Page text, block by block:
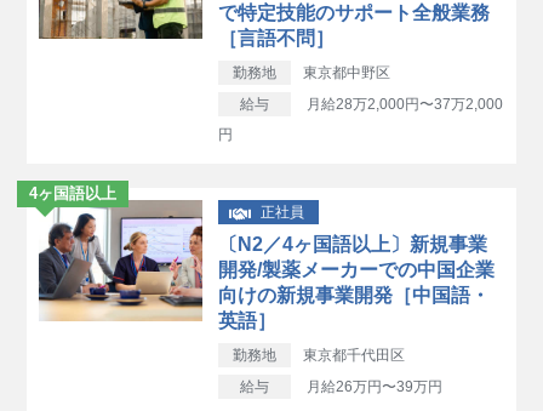
で特定技能のサポート全般業務
［言語不問］
勤務地
東京都中野区
給与
月給28万2,000円〜37万2,000
円
4ヶ国語以上
正社員
〔N2／4ヶ国語以上〕新規事業
開発/製薬メーカーでの中国企業
向けの新規事業開発［中国語・
英語］
勤務地
東京都千代田区
給与
月給26万円〜39万円